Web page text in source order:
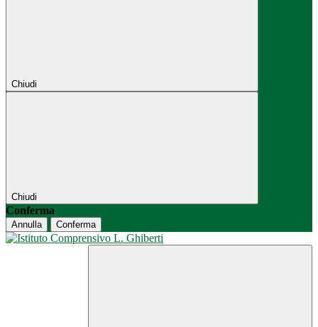
Chiudi
Chiudi
Conferma
Annulla Conferma